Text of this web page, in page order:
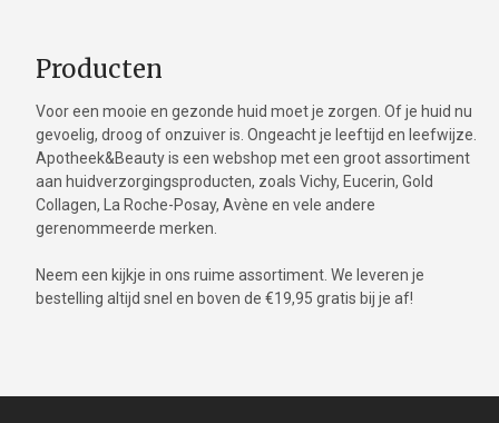
Producten
Voor een mooie en gezonde huid moet je zorgen. Of je huid nu
gevoelig, droog of onzuiver is. Ongeacht je leeftijd en leefwijze.
Apotheek&Beauty is een webshop met een groot assortiment
aan huidverzorgingsproducten, zoals Vichy, Eucerin, Gold
Collagen, La Roche-Posay, Avène en vele andere
gerenommeerde merken.
Neem een kijkje in ons ruime assortiment. We leveren je
bestelling altijd snel en boven de €19,95 gratis bij je af!